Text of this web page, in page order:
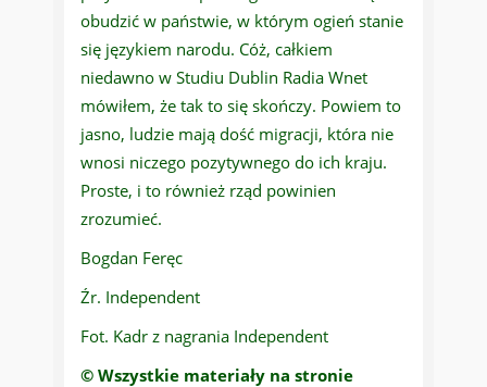
obudzić w państwie, w którym ogień stanie
się językiem narodu. Cóż, całkiem
niedawno w Studiu Dublin Radia Wnet
mówiłem, że tak to się skończy. Powiem to
jasno, ludzie mają dość migracji, która nie
wnosi niczego pozytywnego do ich kraju.
Proste, i to również rząd powinien
zrozumieć.
Bogdan Feręc
Źr. Independent
Fot. Kadr z nagrania Independent
© Wszystkie materiały na stronie